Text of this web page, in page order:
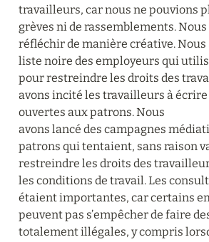
travailleurs, car nous ne pouvions
grèves ni de rassemblements. Nous
réfléchir de manière créative. Nous
liste noire des employeurs qui
pour restreindre les droits des
avons incité les travailleurs à
ouvertes aux patrons. Nous
avons lancé des campagnes
patrons qui tentaient, sans raison
restreindre les droits des
les conditions de travail. Les
étaient importantes, car certains
peuvent pas s’empêcher de faire
totalement illégales, y compris